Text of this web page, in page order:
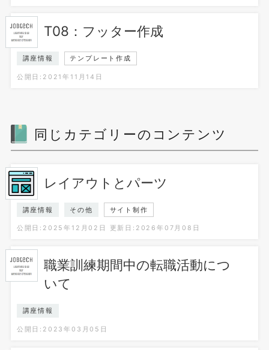
T08：フッター作成
講座情報 テンプレート作成
公開日:2021年11月14日
同じカテゴリーのコンテンツ
レイアウトとパーツ
講座情報 その他 サイト制作
公開日:2025年12月02日 更新日:2026年07月08日
職業訓練期間中の転職活動につ
いて
講座情報
公開日:2023年03月05日